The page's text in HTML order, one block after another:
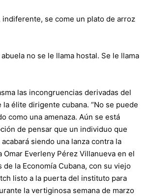
indiferente, se come un plato de arroz
no se le llama hostal. Se le llama
las incongruencias derivadas del
la élite dirigente cubana. “No se puede
como una amenaza. Aún se está
de pensar que un individuo que
siendo una lanza contra la
Omar Everleny Pérez Villanueva en el
de la Economía Cubana, con su viejo
listo a la puerta del instituto para
la vertiginosa semana de marzo